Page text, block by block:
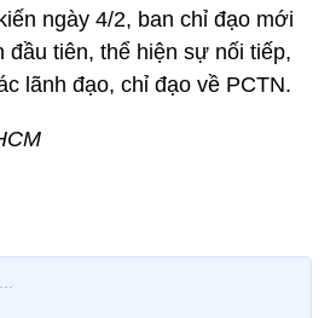
ngày 4/2, ban chỉ đạo mới
đầu tiên, thể hiện sự nối tiếp,
lãnh đạo, chỉ đạo về PCTN.